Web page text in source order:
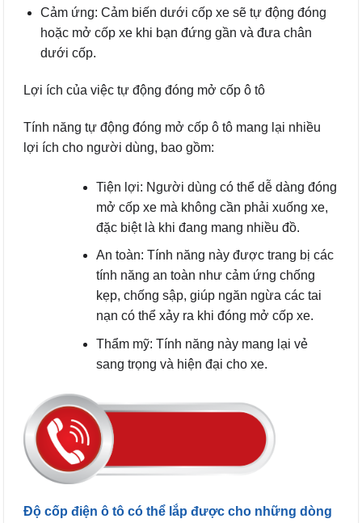
Cảm ứng: Cảm biến dưới cốp xe sẽ tự động đóng
hoặc mở cốp xe khi bạn đứng gần và đưa chân
dưới cốp.
Lợi ích của việc tự động đóng mở cốp ô tô
Tính năng tự động đóng mở cốp ô tô mang lại nhiều
lợi ích cho người dùng, bao gồm:
Tiện lợi: Người dùng có thể dễ dàng đóng
mở cốp xe mà không cần phải xuống xe,
đặc biệt là khi đang mang nhiều đồ.
An toàn: Tính năng này được trang bị các
tính năng an toàn như cảm ứng chống
kẹp, chống sập, giúp ngăn ngừa các tai
nạn có thể xảy ra khi đóng mở cốp xe.
Thẩm mỹ: Tính năng này mang lại vẻ
sang trọng và hiện đại cho xe.
Độ cốp điện ô tô có thể lắp được cho những dòng